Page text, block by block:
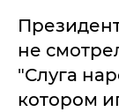
не
"Слуга
котором